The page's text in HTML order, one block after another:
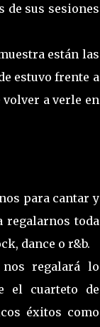
de sus sesiones
están las
estuvo frente a
volver a verle en
para cantar y
regalarnos toda
dance o r&b.
regalará lo
el cuarteto de
éxitos como